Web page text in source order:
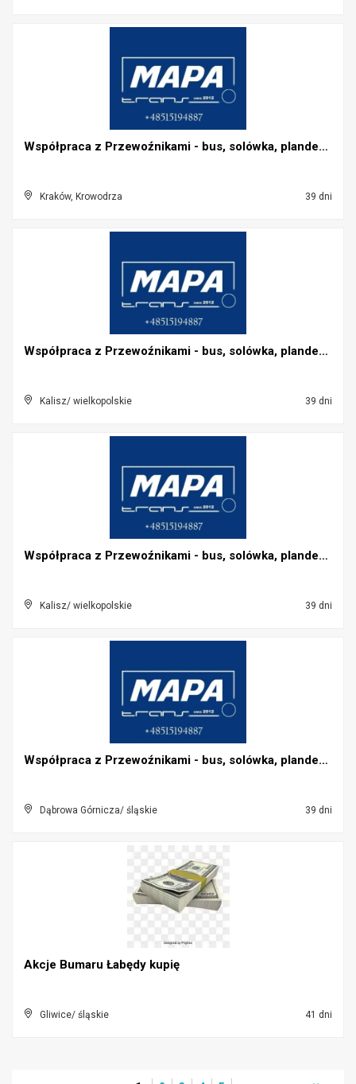
Współpraca z Przewoźnikami - bus, solówka, plandek...
Kraków, Krowodrza 39 dni
Współpraca z Przewoźnikami - bus, solówka, plandek...
Kalisz/ wielkopolskie 39 dni
Współpraca z Przewoźnikami - bus, solówka, plandek...
Kalisz/ wielkopolskie 39 dni
Współpraca z Przewoźnikami - bus, solówka, plandek...
Dąbrowa Górnicza/ śląskie 39 dni
Akcje Bumaru Łabędy kupię
Gliwice/ śląskie 41 dni